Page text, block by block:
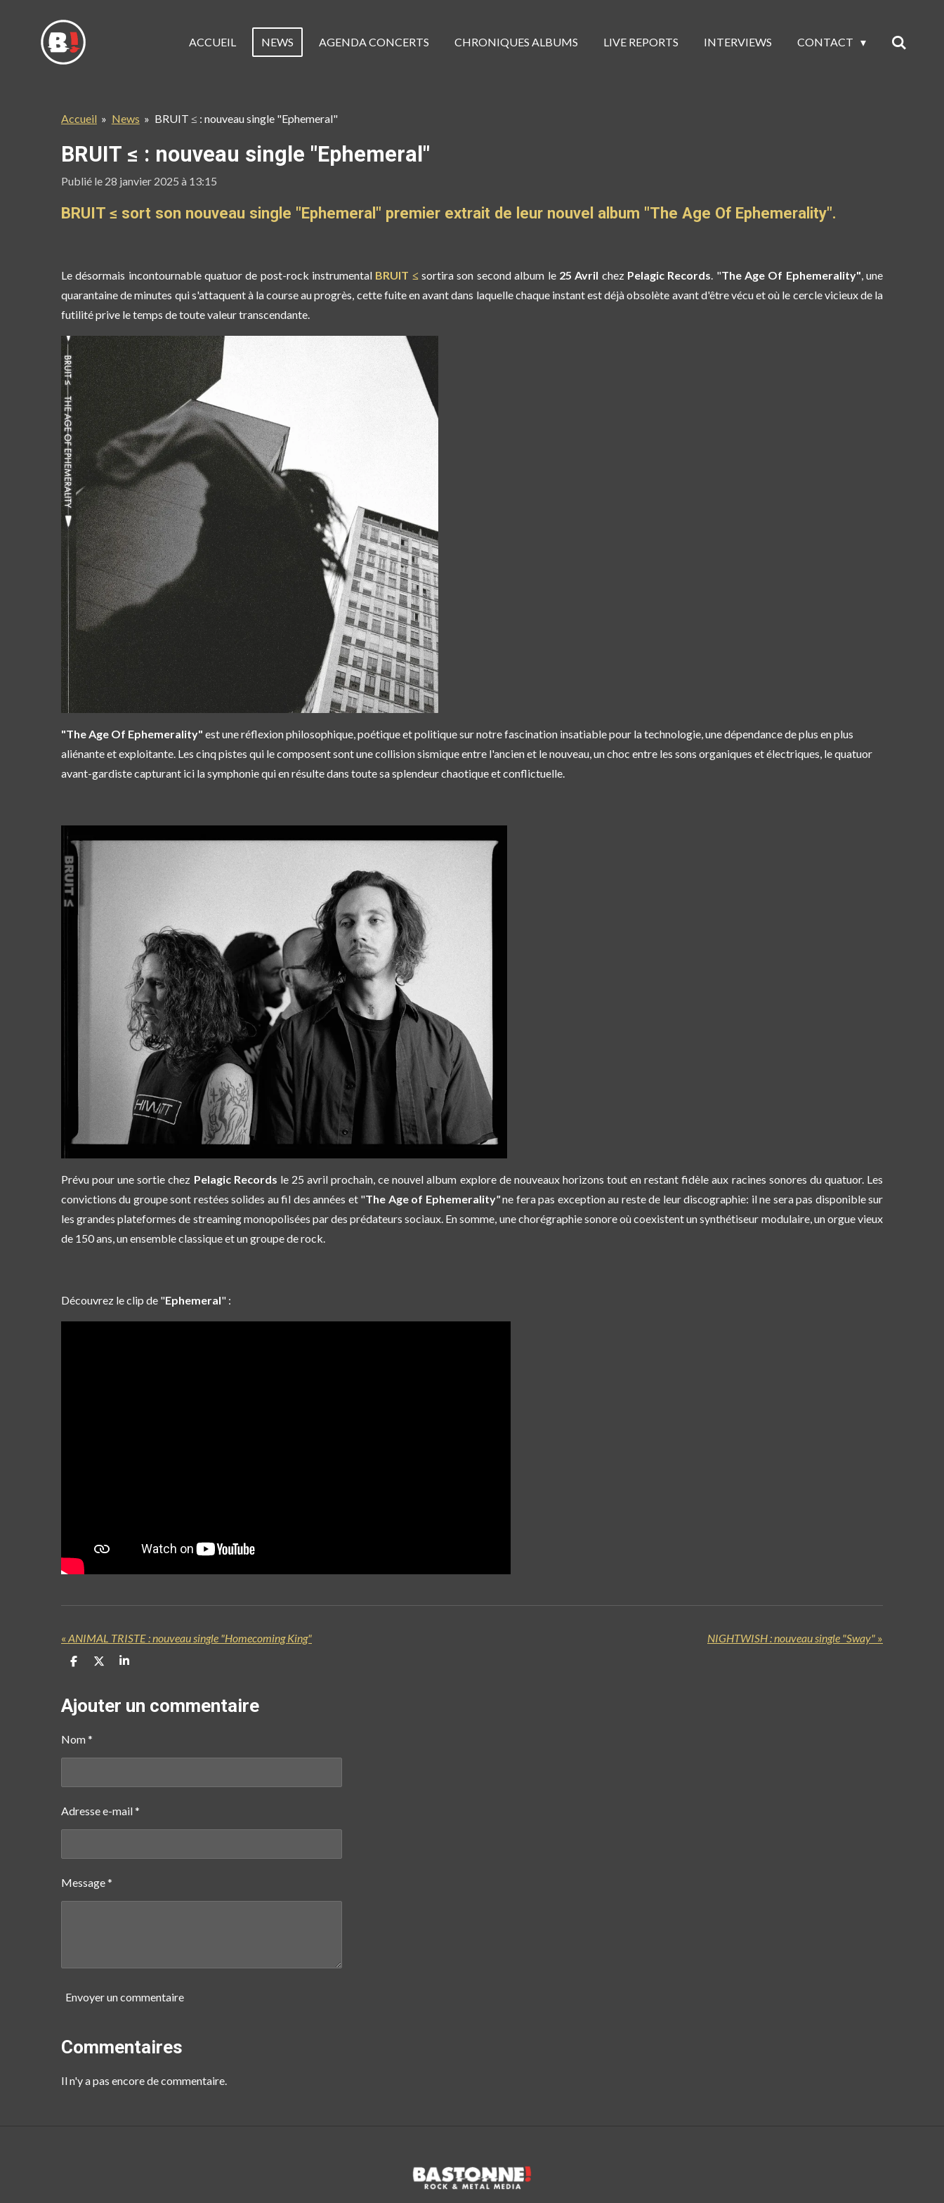
contenu
ACCUEIL NEWS AGENDA CONCERTS CHRONIQUES ALBUMS LIVE REPORTS INTERVIEWS CONTACT
Accueil » News » BRUIT ≤ : nouveau single "Ephemeral"
BRUIT ≤ : nouveau single "Ephemeral"
Publié le 28 janvier 2025 à 13:15
BRUIT ≤ sort son nouveau single "Ephemeral" premier extrait de leur nouvel album "The Age Of Ephemerality".
Le désormais incontournable quatuor de post-rock instrumental BRUIT ≤ sortira son second album le 25 Avril chez Pelagic Records. "The Age Of Ephemerality", une
quarantaine de minutes qui s'attaquent à la course au progrès, cette fuite en avant dans laquelle chaque instant est déjà obsolète avant d'être vécu et où le cercle vicieux de la
futilité prive le temps de toute valeur transcendante.
"The Age Of Ephemerality" est une réflexion philosophique, poétique et politique sur notre fascination insatiable pour la technologie, une dépendance de plus en plus
aliénante et exploitante. Les cinq pistes qui le composent sont une collision sismique entre l'ancien et le nouveau, un choc entre les sons organiques et électriques, le quatuor
avant-gardiste capturant ici la symphonie qui en résulte dans toute sa splendeur chaotique et conflictuelle.
Prévu pour une sortie chez Pelagic Records le 25 avril prochain, ce nouvel album explore de nouveaux horizons tout en restant fidèle aux racines sonores du quatuor. Les
convictions du groupe sont restées solides au fil des années et "The Age of Ephemerality"ne fera pas exception au reste de leur discographie: il ne sera pas disponible sur
les grandes plateformes de streaming monopolisées par des prédateurs sociaux. En somme, une chorégraphie sonore où coexistent un synthétiseur modulaire, un orgue vieux
de 150 ans, un ensemble classique et un groupe de rock.
Découvrez le clip de "Ephemeral" :
« ANIMAL TRISTE : nouveau single "Homecoming King" NIGHTWISH : nouveau single "Sway" »
P
t
a
r
P
t
a
P
a
Ajouter un commentaire
Nom *
Adresse e-mail *
Message *
Envoyer un commentaire
Commentaires
Il n'y a pas encore de commentaire.